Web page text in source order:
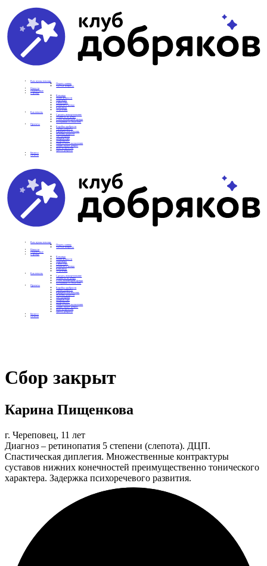
Вам нужна помощь
Подать заявку
Частые вопросы
Новости
Подопечные
О фонде
Команда
Наши ценности
Партнеры
СМИ о нас
Реквизиты фонда
Контакты
Отделения
Как помочь
Сделать пожертвование
Подписка на добро
Стать волонтером фонда
Вечеринки со смыслом
Проекты
Коробка храбрости
Уроки Доброты
Юридическая помощь
Мамины радости
Автодобряки
Добрый торт
Добропробег
Няни особого назначения
Акция «Букет добра»
Фактор времени
Цветы доброты
Бизнесу
Отчеты
Вам нужна помощь
Подать заявку
Частые вопросы
Новости
Подопечные
О фонде
Команда
Наши ценности
Партнеры
СМИ о нас
Реквизиты фонда
Контакты
Отделения
Как помочь
Сделать пожертвование
Подписка на добро
Стать волонтером фонда
Вечеринки со смыслом
Проекты
Коробка храбрости
Уроки Доброты
Юридическая помощь
Мамины радости
Автодобряки
Добрый торт
Добропробег
Няни особого назначения
Акция «Букет добра»
Фактор времени
Цветы доброты
Бизнесу
Отчеты
Сбор закрыт
Карина Пищенкова
г. Череповец, 11 лет
Диагноз – ретинопатия 5 степени (слепота). ДЦП.
Спастическая диплегия. Множественные контрактуры
суставов нижних конечностей преимущественно тонического
характера. Задержка психоречевого развития.